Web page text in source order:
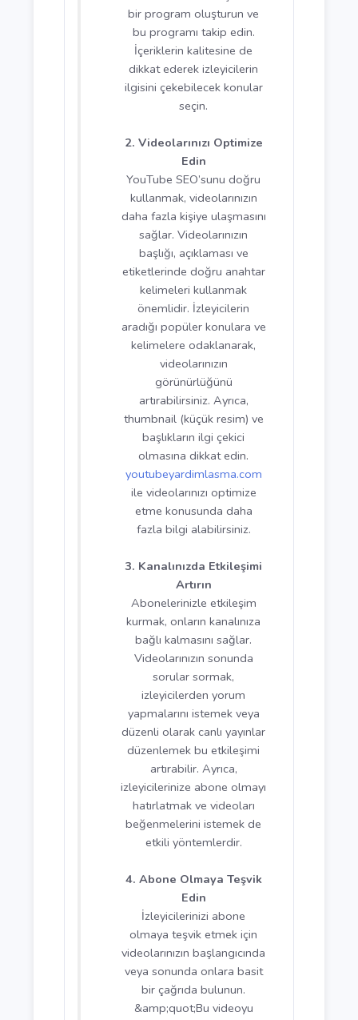
1. Düzenli ve Kaliteli
YouTube'da başarılı olmak
için en önemli etkenlerden
biri, düzenli olarak içerik
paylaşmaktır. Aboneleriniz,
belirli bir takvim
doğrultusunda yeni içerikler
bekler. Haftalık ya da iki
haftada bir olacak şekilde
bir program oluşturun ve
bu programı takip edin.
İçeriklerin kalitesine de
dikkat ederek izleyicilerin
ilgisini çekebilecek konular
seçin.
2. Videolarınızı Optimize
Edin
YouTube SEO’sunu doğru
kullanmak, videolarınızın
sağlar. Videolarınızın
başlığı, açıklaması ve
etiketlerinde doğru anahtar
kelimeleri kullanmak
önemlidir. İzleyicilerin
aradığı popüler konulara ve
kelimelere odaklanarak,
videolarınızın
görünürlüğünü
artırabilirsiniz. Ayrıca,
thumbnail (küçük resim) ve
başlıkların ilgi çekici
olmasına dikkat edin.
ile videolarınızı optimize
etme konusunda daha
fazla bilgi alabilirsiniz.
3. Kanalınızda Etkileşimi
Artırın
Abonelerinizle etkileşim